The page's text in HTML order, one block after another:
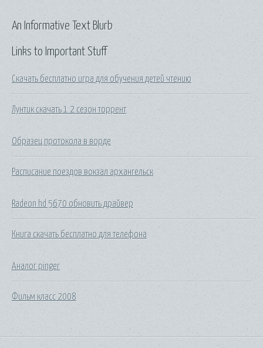
Links to Important Stuff
Скачать бесплатно игра для обучения детей чтению
Лунтик скачать 1 2 сезон торрент
Образец протокола в ворде
Расписание поездов вокзал архангельск
Radeon hd 5670 обновить драйвер
Книга скачать бесплатно для телефона
Аналог pinger
Фильм класс 2008
An Informative Text Blurb